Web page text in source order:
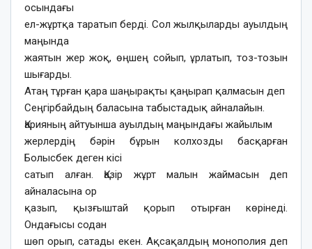
осындағы
ел-жұртқа таратып берді. Сол жылқыларды ауылдың
маңында
жаятын жер жоқ, өңшең сойып, ұрлатып, тоз-тозын
шығарды.
Атаң тұрған қара шаңырақты қаңырап қалмасын деп
Сеңгірбайдың баласына табыстадық айналайын.
Қарияның айтуынша ауылдың маңындағы жайылым
жерлердің бәрін бұрын колхозды басқарған
Болысбек деген кісі
сатып алған. Қазір жұрт малын жаймасын деп
айналасына ор
қазып, қызғыштай қорып отырған көрінеді.
Ондағысы содан
шөп орып, сатады екен. Ақсақалдың монополия деп